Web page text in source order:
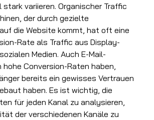
stark variieren. Organischer Traffic
der durch gezielte
die Website kommt, hat oft eine
Rate als Traffic aus Display-
Medien. Auch E-Mail-
Conversion-Raten haben,
bereits ein gewisses Vertrauen
haben. Es ist wichtig, die
für jeden Kanal zu analysieren,
der verschiedenen Kanäle zu